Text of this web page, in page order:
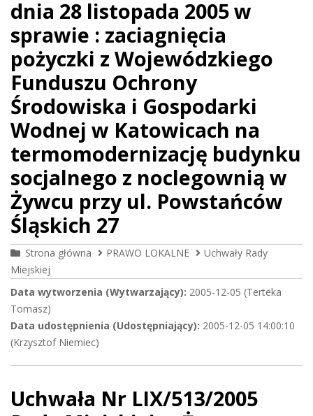
dnia 28 listopada 2005 w
sprawie : zaciagnięcia
pożyczki z Wojewódzkiego
Funduszu Ochrony
Środowiska i Gospodarki
Wodnej w Katowicach na
termomodernizację budynku
socjalnego z noclegownią w
Żywcu przy ul. Powstańców
Śląskich 27
Strona główna PRAWO LOKALNE
Uchwały Rady
Miejskiej
Data wytworzenia (Wytwarzający): 2005-12-05 (Terteka
Tomasz)
Data udostępnienia (Udostępniający): 2005-12-05 14:00:10
(Krzysztof Niemiec)
Uchwała Nr LIX/513/2005